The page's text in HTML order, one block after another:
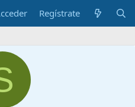
Regístrate